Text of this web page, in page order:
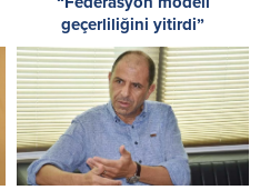
geçerliliğini yitirdi”